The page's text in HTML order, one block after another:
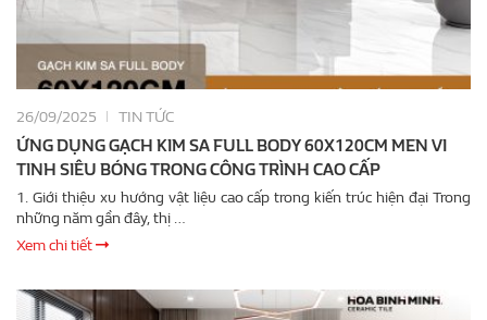
26/09/2025 TIN TỨC
ỨNG DỤNG GẠCH KIM SA FULL BODY 60X120CM MEN VI
TINH SIÊU BÓNG TRONG CÔNG TRÌNH CAO CẤP
1. Giới thiệu xu hướng vật liệu cao cấp trong kiến trúc hiện đại Trong
những năm gần đây, thị …
Xem chi tiết